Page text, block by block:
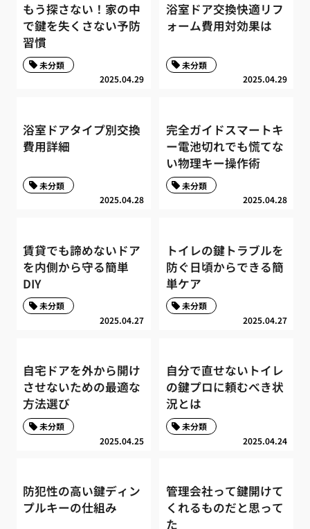
もう探さない！家の中
で鍵を失くさない予防
習慣
2025.04.29
未分類
浴室ドア交換快適リフ
ォーム費用対効果は
2025.04.29
未分類
浴室ドアタイプ別交換
費用詳細
2025.04.28
未分類
完全ガイドスマートキ
ー電池切れでも慌てな
い物理キー操作術
2025.04.28
未分類
賃貸でも諦めないドア
を内側から守る簡単
DIY
2025.04.27
未分類
トイレの鍵トラブルを
防ぐ日頃からできる簡
単ケア
2025.04.27
未分類
自宅ドアを外から開け
させないための最適な
方法選び
2025.04.25
未分類
自分で直せないトイレ
の鍵プロに頼むべき状
況とは
2025.04.24
未分類
防犯性の高い鍵ディン
プルキーの仕組み
管理会社って鍵開けて
くれるものだと思って
た